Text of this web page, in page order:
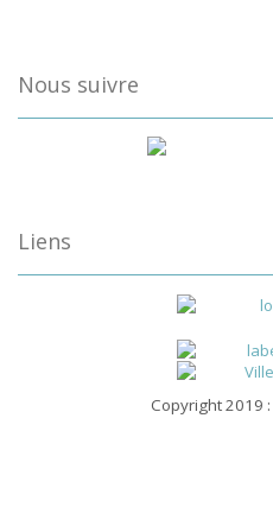
Nous suivre
Liens
Copyright 2019 :